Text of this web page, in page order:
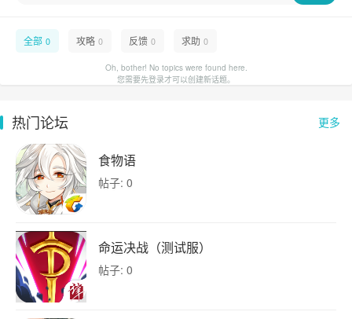
全部 0 攻略 0 反馈 0 求助 0
Oh, bother! No topics were found here.
您需要先登录才可以创建新话题。
更多
热门论坛
食物语
帖子: 0
命运决战（测试服）
帖子: 0